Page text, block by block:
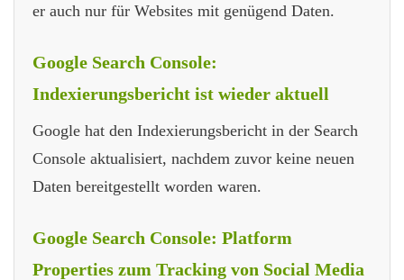
er auch nur für Websites mit genügend Daten.
Google Search Console:
Indexierungsbericht ist wieder aktuell
Google hat den Indexierungsbericht in der Search
Console aktualisiert, nachdem zuvor keine neuen
Daten bereitgestellt worden waren.
Google Search Console: Platform
Properties zum Tracking von Social Media